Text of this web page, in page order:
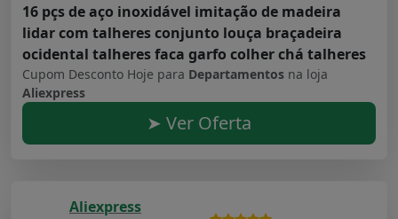
16 pçs de aço inoxidável imitação de madeira
lidar com talheres conjunto louça braçadeira
ocidental talheres faca garfo colher chá talheres
Cupom Desconto Hoje para Departamentos na loja
Aliexpress
➤ Ver Oferta
Aliexpress